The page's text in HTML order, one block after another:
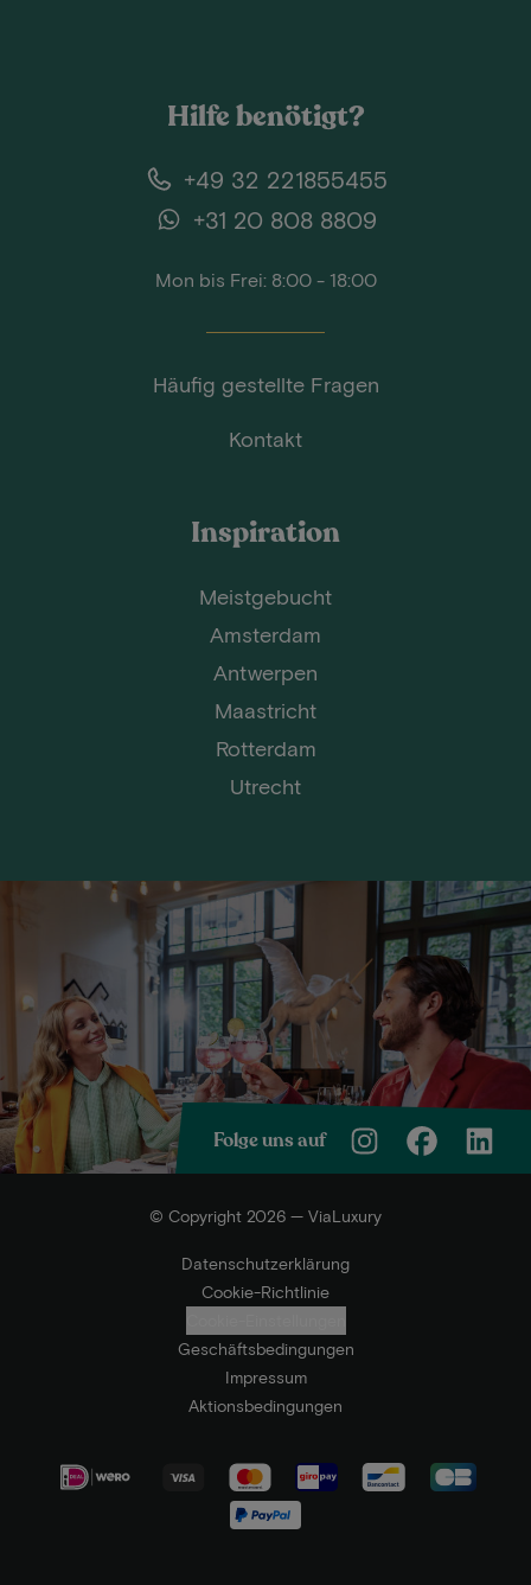
Hilfe benötigt?
+49 32 221855455
+31 20 808 8809
Mon bis Frei: 8:00 - 18:00
Häufig gestellte Fragen
Kontakt
Inspiration
Meistgebucht
Amsterdam
Antwerpen
Maastricht
Rotterdam
Utrecht
Folge uns auf
© Copyright 2026 — ViaLuxury
Datenschutzerklärung
Cookie-Richtlinie
Geschäftsbedingungen
Impressum
Aktionsbedingungen